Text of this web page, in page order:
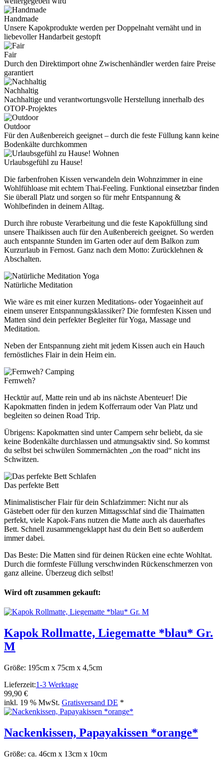
Handmade
Unsere Kapokprodukte werden per Doppelnaht vernäht und in
liebevoller Handarbeit gestopft
Fair
Durch den Direktimport ohne Zwischenhändler werden faire Preise
garantiert
Nachhaltig
Nachhaltige und verantwortungsvolle Herstellung innerhalb des
OTOP-Projektes
Outdoor
Für den Außenbereich geeignet – durch die feste Füllung kann keine
Bodenkälte durchkommen
Wohnen
Urlaubsgefühl zu Hause!
Die farbenfrohen Kissen verwandeln dein Wohnzimmer in eine
Wohlfühloase mit echtem Thai-Feeling. Funktional einsetzbar finden
Sie überall Platz und sorgen so für mehr Entspannung &
Wohlbefinden in deinem Alltag.
Durch ihre robuste Verarbeitung und die feste Kapokfüllung sind
unsere Thaikissen auch für den Außenbereich geeignet. So werden
auch entspannte Stunden im Garten oder auf dem Balkon zum
Kurzurlaub in Fernost. Ganz nach dem Motto: Zurücklehnen &
Abschalten.
Yoga
Natürliche Meditation
Wie wäre es mit einer kurzen Meditations- oder Yogaeinheit auf
einem unserer Entspannungsklassiker? Die formfesten Kissen und
Matten sind dein perfekter Begleiter für Yoga, Massage und
Meditation.
Neben der Entspannung zieht mit jedem Kissen auch ein Hauch
fernöstliches Flair in dein Heim ein.
Camping
Fernweh?
Hecktür auf, Matte rein und ab ins nächste Abenteuer! Die
Kapokmatten finden in jedem Kofferraum oder Van Platz und
begleiten so deinen Road Trip.
Übrigens: Kapokmatten sind unter Campern sehr beliebt, da sie
keine Bodenkälte durchlassen und atmungsaktiv sind. So kommst
du selbst bei schwülen Sommernächten „on the road“ nicht ins
Schwitzen.
Schlafen
Das perfekte Bett
Minimalistischer Flair für dein Schlafzimmer: Nicht nur als
Gästebett oder für den kurzen Mittagsschlaf sind die Thaimatten
perfekt, viele Kapok-Fans nutzen die Matte auch als dauerhaftes
Bett. Schnell zusammengeklappt hast du dein Bett so außerdem
immer dabei.
Das Beste: Die Matten sind für deinen Rücken eine echte Wohltat.
Durch die formfeste Füllung verschwinden Rückenschmerzen von
ganz alleine. Überzeug dich selbst!
Wird oft zusammen gekauft:
Kapok Rollmatte, Liegematte *blau* Gr.
M
Größe: 195cm x 75cm x 4,5cm
Lieferzeit:1-3 Werktage
99,90 €
inkl. 19 % MwSt. Gratisversand DE *
Nackenkissen, Papayakissen *orange*
Größe: ca. 46cm x 13cm x 10cm